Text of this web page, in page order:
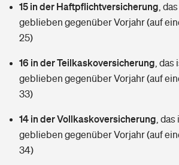
Wer versichert was: Jetzt Versicherer finden
Sie haben Fragen?
Mietkautionsversicherung
Restkreditversicherung
Zur Übersicht
Tools
Kinderinvalidität
Hundehalter-Haftpflicht
Handyversicherung
Tierkrankenversicherung
Zur Übersicht
Tools
Wer versichert was: Jetzt Versicherer
Sie haben Fragen?
15 in der Haftpflichtversicherung
geblieben gegenüber Vorjahr (auf
25)
16 in der Teilkaskoversicherung das
geblieben gegenüber Vorjahr (auf
33)
14 in der Vollkaskoversicherung das
geblieben gegenüber Vorjahr (auf
34)